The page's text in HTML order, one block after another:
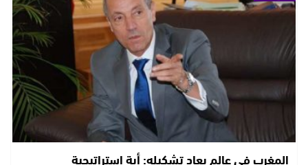
المغرب في عالم يعاد تشكيله: أية استراتيجية